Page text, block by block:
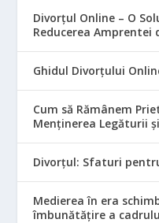
Divorțul Online – O
Reducerea Amprentei
Ghidul Divorțului
Cum să Rămânem
Menținerea Legăturii
Divorțul: Sfaturi
Medierea în era
îmbunătățire a